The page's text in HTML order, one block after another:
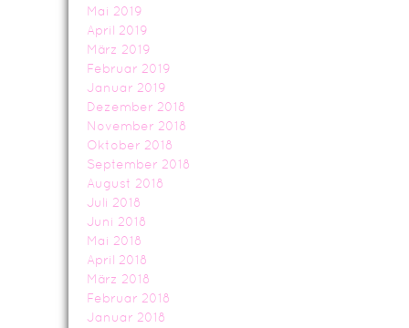
Mai 2019
April 2019
März 2019
Februar 2019
Januar 2019
Dezember 2018
November 2018
Oktober 2018
September 2018
August 2018
Juli 2018
Juni 2018
Mai 2018
April 2018
März 2018
Februar 2018
Januar 2018